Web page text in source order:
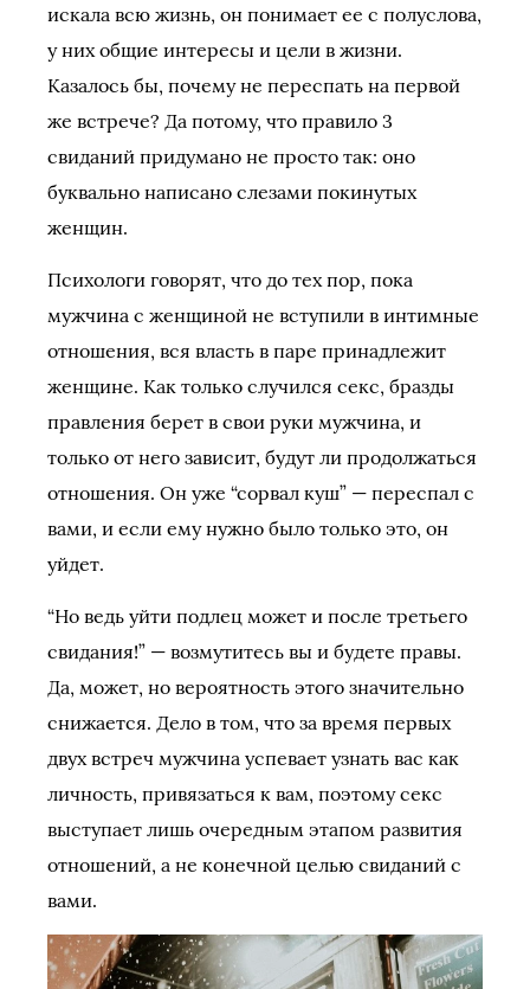
искала всю жизнь, он понимает ее с полуслова,
у них общие интересы и цели в жизни.
Казалось бы, почему не переспать на первой
же встрече? Да потому, что правило 3
свиданий придумано не просто так: оно
буквально написано слезами покинутых
женщин.
Психологи говорят, что до тех пор, пока
мужчина с женщиной не вступили в интимные
отношения, вся власть в паре принадлежит
женщине. Как только случился секс, бразды
правления берет в свои руки мужчина, и
только от него зависит, будут ли продолжаться
отношения. Он уже “сорвал куш” — переспал с
вами, и если ему нужно было только это, он
уйдет.
“Но ведь уйти подлец может и после третьего
свидания!” — возмутитесь вы и будете правы.
Да, может, но вероятность этого значительно
снижается. Дело в том, что за время первых
двух встреч мужчина успевает узнать вас как
личность, привязаться к вам, поэтому секс
выступает лишь очередным этапом развития
отношений, а не конечной целью свиданий с
вами.